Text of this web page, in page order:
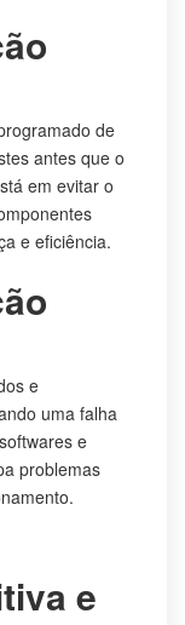
de
antes que o
em evitar o
e eficiência.
e
uma falha
e
problemas
e